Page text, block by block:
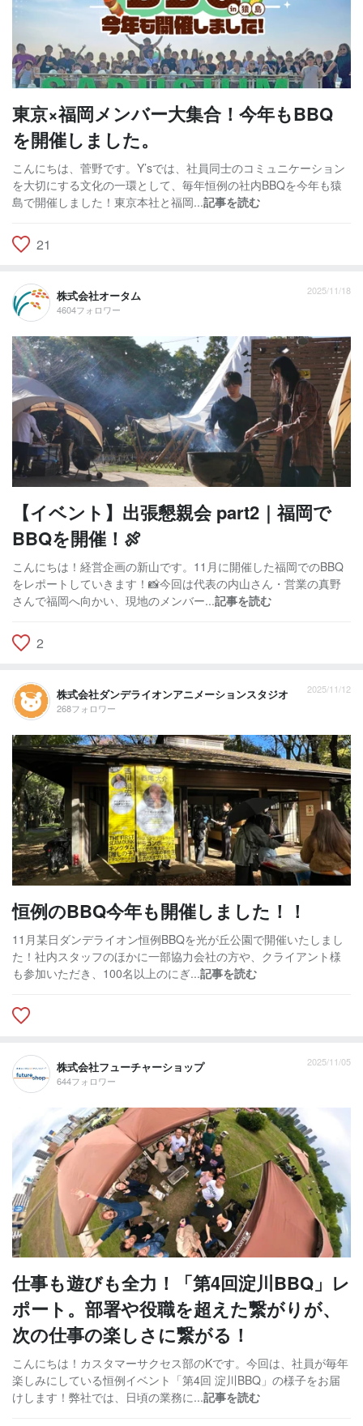
東京×福岡メンバー大集合！今年もBBQ
を開催しました。
こんにちは、菅野です。Y’sでは、社員同士のコミュニケーション
を大切にする文化の一環として、毎年恒例の社内BBQを今年も猿
島で開催しました！東京本社と福岡...記事を読む
21
株式会社オータム
4604フォロワー
2025/11/18
【イベント】出張懇親会 part2｜福岡で
BBQを開催！🍖
こんにちは！経営企画の新山です。11月に開催した福岡でのBBQ
をレポートしていきます！📸今回は代表の内山さん・営業の真野
さんで福岡へ向かい、現地のメンバー...記事を読む
2
株式会社ダンデライオンアニメーションスタジオ
268フォロワー
2025/11/12
恒例のBBQ今年も開催しました！！
11月某日ダンデライオン恒例BBQを光が丘公園で開催いたしまし
た！社内スタッフのほかに一部協力会社の方や、クライアント様
も参加いただき、100名以上のにぎ...記事を読む
株式会社フューチャーショップ
644フォロワー
2025/11/05
仕事も遊びも全力！「第4回淀川BBQ」レ
ポート。部署や役職を超えた繋がりが、
次の仕事の楽しさに繋がる！
こんにちは！カスタマーサクセス部のKです。今回は、社員が毎年
楽しみにしている恒例イベント「第4回 淀川BBQ」の様子をお届
けします！弊社では、日頃の業務に...記事を読む